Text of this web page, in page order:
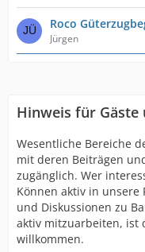
Roco
Jürgen
Hinweis für Gäste
Wesentliche Bereiche
mit deren Beiträgen
zugänglich. Wer
Können aktiv in unsere
und Diskussionen zu
aktiv mitzuarbeiten, ist
willkommen.